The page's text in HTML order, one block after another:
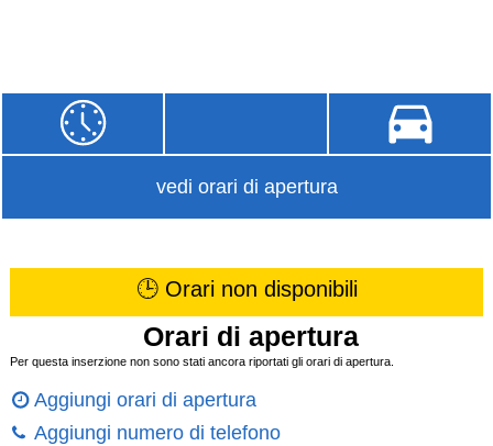
vedi orari di apertura
🕒 Orari non disponibili
Orari di apertura
Per questa inserzione non sono stati ancora riportati gli orari di apertura.
Aggiungi orari di apertura
Aggiungi numero di telefono